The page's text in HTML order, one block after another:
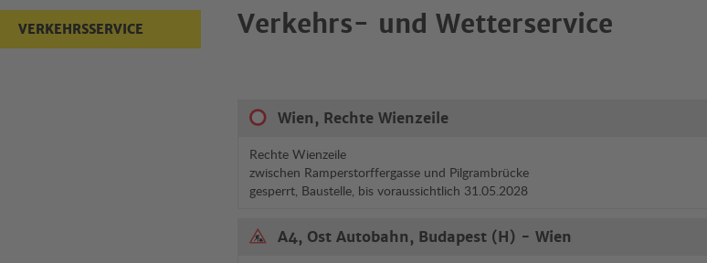
VERKEHRSSERVICE Verkehrs- und Wetterservice
Wien, Rechte Wienzeile
Rechte Wienzeile
zwischen Ramperstorffergasse und Pilgrambrücke
gesperrt, Baustelle, bis voraussichtlich 31.05.2028
A4, Ost Autobahn, Budapest (H) - Wien